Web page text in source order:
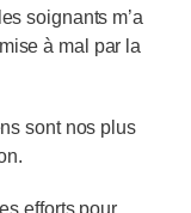
soignants m’a
à mal par la
sont nos plus
efforts pour